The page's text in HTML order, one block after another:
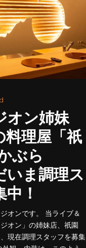
オン姉妹
料理屋「祇
ぶら
いま調理ス
！
オンです。 当ライブ＆
オン」の姉妹店、祇園
現在調理スタッフを募集